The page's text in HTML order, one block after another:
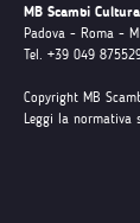
MB Scambi
Padova - Roma -
Tel. +39 049
Copyright MB
Leggi la normativa